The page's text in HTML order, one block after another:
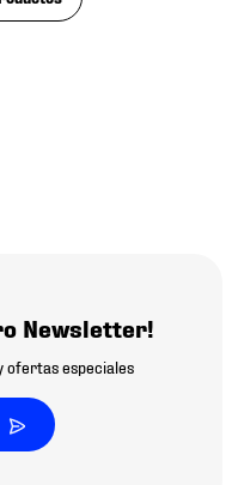
Newsletter!
ofertas especiales